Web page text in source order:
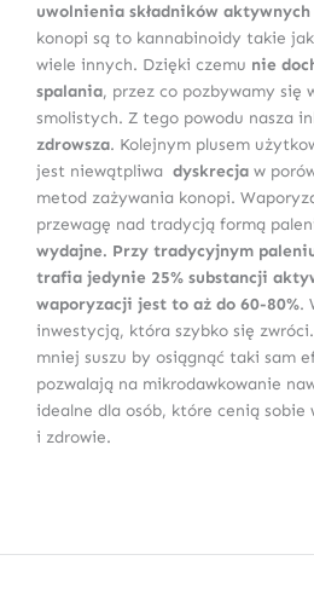
uwolnienia składników aktywnych
konopi są to kannabinoidy takie jak
wiele innych. Dzięki czemu nie
spalania, przez co pozbywamy się
smolistych. Z tego powodu nasza
zdrowsza. Kolejnym plusem
jest niewątpliwa dyskrecja w
metod zażywania konopi.
przewagę nad tradycją formą
wydajne. Przy tradycyjnym
trafia jedynie 25% substancji
waporyzacji jest to aż do 60-80%.
inwestycją, która szybko się
mniej suszu by osiągnąć taki sam
pozwalają na mikrodawkowanie
idealne dla osób, które cenią sobie
i zdrowie.